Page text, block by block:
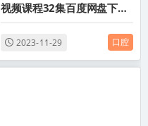
视频课程32集百度网盘下载
学习
2023-11-29 口腔